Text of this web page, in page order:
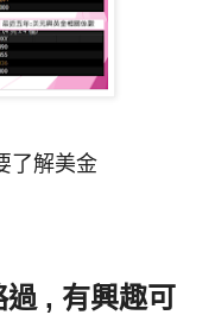
了解美金
過 , 有興趣可